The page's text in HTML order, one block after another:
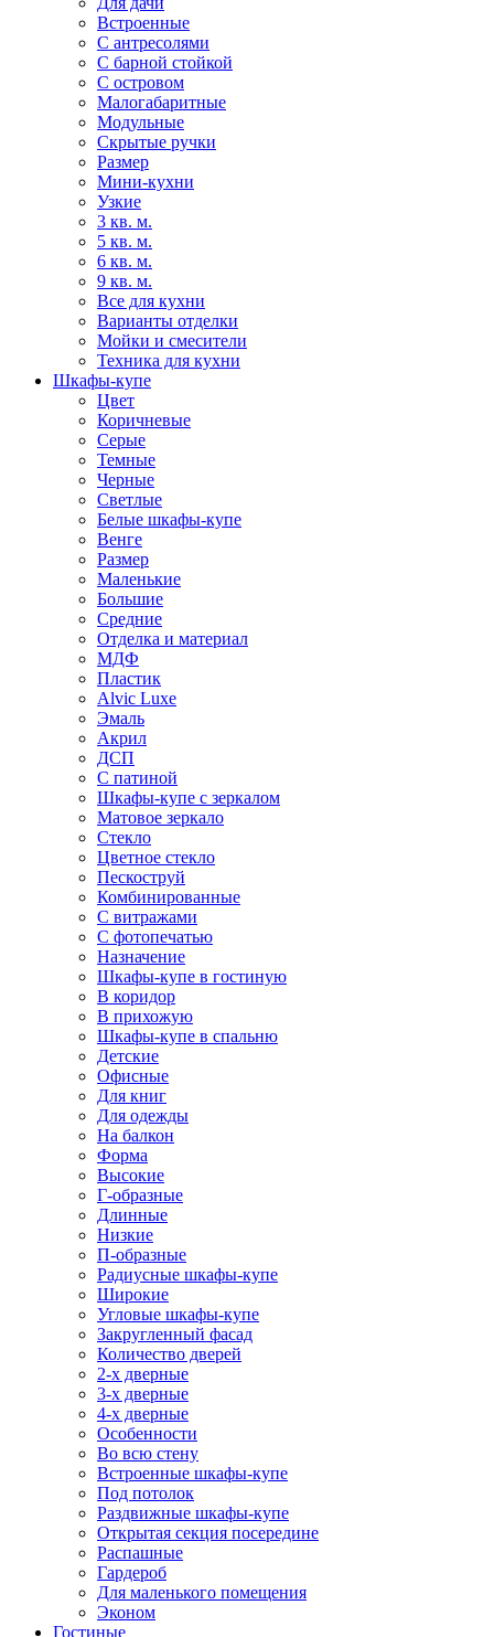
Встроенные
С антресолями
С барной стойкой
С островом
Малогабаритные
Модульные
Скрытые ручки
Размер
Мини-кухни
Узкие
3 кв. м.
5 кв. м.
6 кв. м.
9 кв. м.
Все для кухни
Варианты отделки
Мойки и смесители
Техника для кухни
Шкафы-купе
Цвет
Коричневые
Серые
Темные
Черные
Светлые
Белые шкафы-купе
Венге
Размер
Маленькие
Большие
Средние
Отделка и материал
МДФ
Пластик
Alvic Luxe
Эмаль
Акрил
ДСП
С патиной
Шкафы-купе с зеркалом
Матовое зеркало
Стекло
Цветное стекло
Пескоструй
Комбинированные
С витражами
С фотопечатью
Назначение
Шкафы-купе в гостиную
В коридор
В прихожую
Шкафы-купе в спальню
Детские
Офисные
Для книг
Для одежды
На балкон
Форма
Высокие
Г-образные
Длинные
Низкие
П-образные
Радиусные шкафы-купе
Широкие
Угловые шкафы-купе
Закругленный фасад
Количество дверей
2-х дверные
3-х дверные
4-х дверные
Особенности
Во всю стену
Встроенные шкафы-купе
Под потолок
Раздвижные шкафы-купе
Открытая секция посередине
Распашные
Гардероб
Для маленького помещения
Эконом
Гостиные